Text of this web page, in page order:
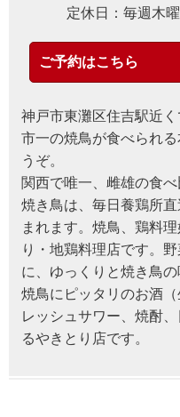
定休日：毎週木
ご予約はこちら
神戸市東灘区住吉駅近
市一の焼鳥が食べられ
うぞ。
関西で唯一、雌雄の食
焼き鳥は、毎日養鶏所
まれます。焼鳥、鶏料
り・地鶏料理店です。
に、ゆっくりと焼き鳥の
焼鳥にピッタリのお酒
レッシュサワー、焼酎
るやきとり店です。